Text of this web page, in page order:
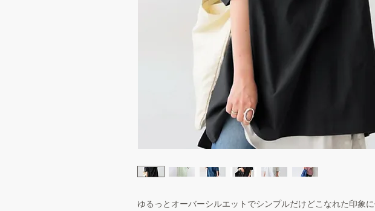
ゆるっとオーバーシルエットでシンプルだけどこなれた印象